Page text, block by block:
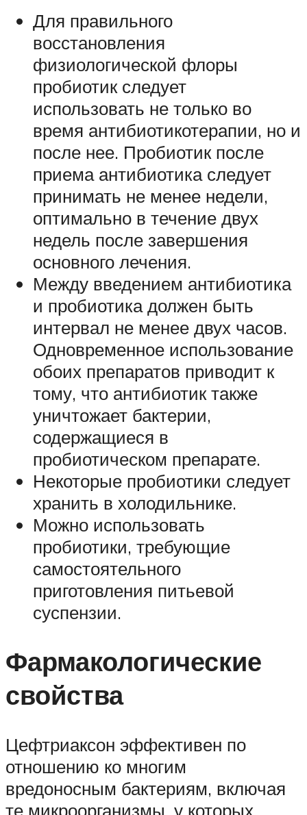
Для правильного
восстановления
физиологической флоры
пробиотик следует
использовать не только во
время антибиотикотерапии, но и
после нее. Пробиотик после
приема антибиотика следует
принимать не менее недели,
оптимально в течение двух
недель после завершения
основного лечения.
Между введением антибиотика
и пробиотика должен быть
интервал не менее двух часов.
Одновременное использование
обоих препаратов приводит к
тому, что антибиотик также
уничтожает бактерии,
содержащиеся в
пробиотическом препарате.
Некоторые пробиотики следует
хранить в холодильнике.
Можно использовать
пробиотики, требующие
самостоятельного
приготовления питьевой
суспензии.
Фармакологические
свойства
Цефтриаксон эффективен по
отношению ко многим
вредоносным бактериям, включая
те микроорганизмы, у которых